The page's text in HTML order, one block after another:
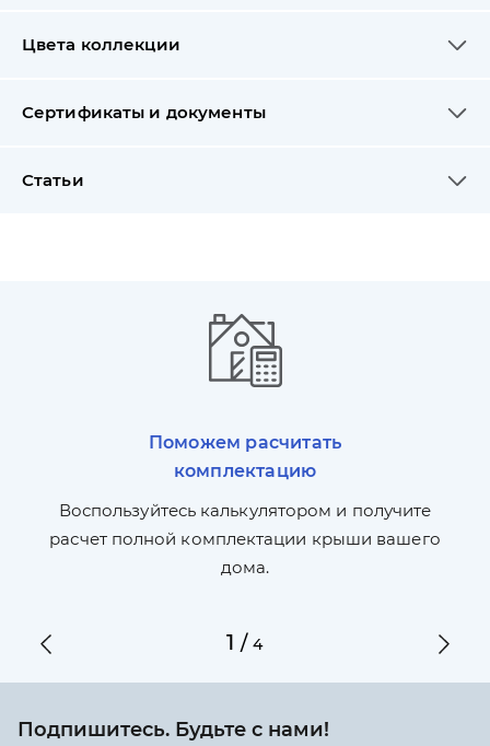
Цвета коллекции
Сертификаты и документы
Статьи
Поможем расчитать
комплектацию
Воспользуйтесь калькулятором и получите
расчет полной комплектации крыши вашего
дома.
1 /4
Подпишитесь. Будьте с нами!